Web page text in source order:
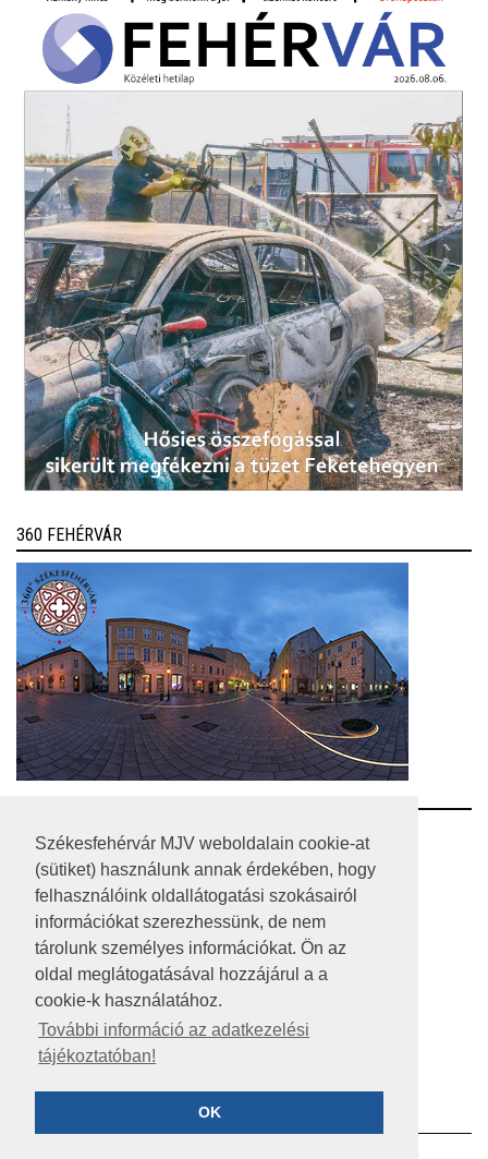
Székesfehérvár MJV weboldalain cookie-at
(sütiket) használunk annak érdekében, hogy
felhasználóink oldallátogatási szokásairól
információkat szerezhessünk, de nem
tárolunk személyes információkat. Ön az
oldal meglátogatásával hozzájárul a a
cookie-k használatához.
További információ az adatkezelési
tájékoztatóban!
OK
360 FEHÉRVÁR
RSS
A HONLAP 2017.03.31-I ÁLLAPOTA
JOGI NYILATKOZAT
IMPRESSZUM
KÖZÉRDEKŰ ADATOK